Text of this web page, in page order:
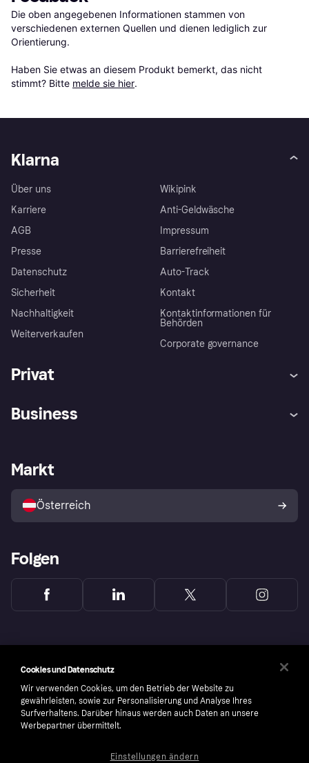
Die oben angegebenen Informationen stammen von
verschiedenen externen Quellen und dienen lediglich zur
Orientierung.
Haben Sie etwas an diesem Produkt bemerkt, das nicht
stimmt? Bitte melde sie hier.
Klarna
Über uns
Karriere
AGB
Presse
Datenschutz
Sicherheit
Nachhaltigkeit
Weiterverkaufen
Wikipink
Anti-Geldwäsche
Impressum
Barrierefreiheit
Auto-Track
Kontakt
Kontaktinformationen für
Behörden
Corporate governance
Privat
Shops entdecken
Business
Händlerportal
Markt
Österreich
Folgen
Cookies und Datenschutz
Wir verwenden Cookies, um den Betrieb der Website zu
gewährleisten, sowie zur Personalisierung und Analyse Ihres
Surfverhaltens. Darüber hinaus werden auch Daten an unsere
Werbepartner übermittelt.
Einstellungen ändern